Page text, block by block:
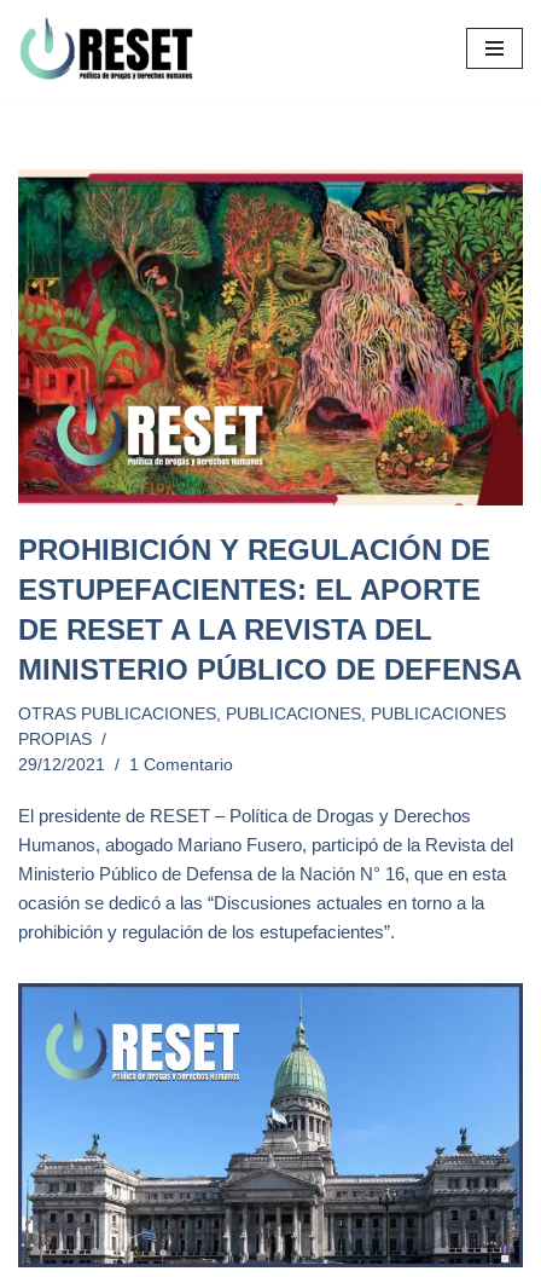
Ir
PROHIBICIÓN Y REGULACIÓN DE
ESTUPEFACIENTES: EL APORTE
DE RESET A LA REVISTA DEL
MINISTERIO PÚBLICO DE DEFENSA
OTRAS PUBLICACIONES, PUBLICACIONES, PUBLICACIONES
PROPIAS
29/12/2021
1 Comentario
El presidente de RESET – Política de Drogas y Derechos
Humanos, abogado Mariano Fusero, participó de la Revista del
Ministerio Público de Defensa de la Nación N° 16, que en esta
ocasión se dedicó a las “Discusiones actuales en torno a la
prohibición y regulación de los estupefacientes”.